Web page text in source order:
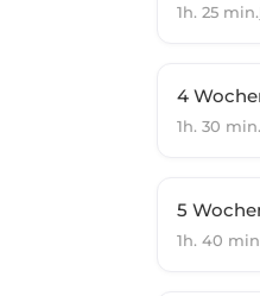
1h. 25 min.
4
1h. 30 min.
5
1h. 40